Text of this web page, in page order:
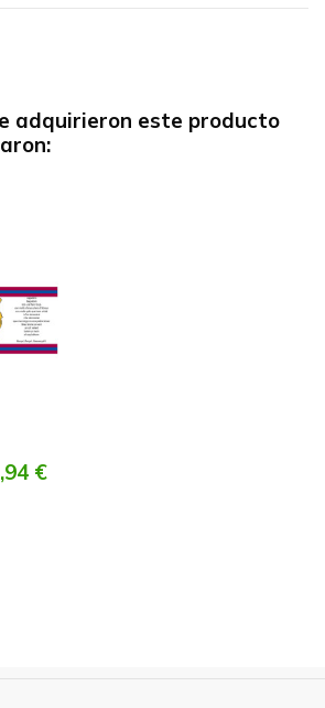
adquirieron este producto
€